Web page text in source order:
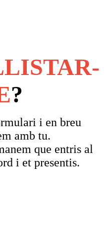
?
i en breu
amb tu.
que entris al
i et presentis.